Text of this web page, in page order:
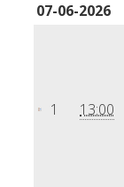
07-06-2026
1 13:00